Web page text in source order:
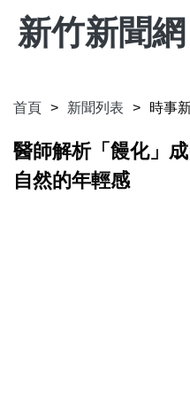
新竹新聞網
首頁 新聞列表 時事
醫師解析「饅化」
自然的年輕感